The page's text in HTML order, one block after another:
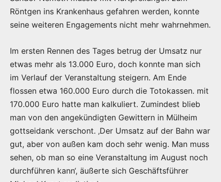
Röntgen ins Krankenhaus gefahren werden, konnte
seine weiteren Engagements nicht mehr wahrnehmen.
Im ersten Rennen des Tages betrug der Umsatz nur
etwas mehr als 13.000 Euro, doch konnte man sich
im Verlauf der Veranstaltung steigern. Am Ende
flossen etwa 160.000 Euro durch die Totokassen. mit
170.000 Euro hatte man kalkuliert. Zumindest blieb
man von den angekündigten Gewittern in Mülheim
gottseidank verschont. ‚Der Umsatz auf der Bahn war
gut, aber von außen kam doch sehr wenig. Man muss
sehen, ob man so eine Veranstaltung im August noch
durchführen kann‘, äußerte sich Geschäftsführer